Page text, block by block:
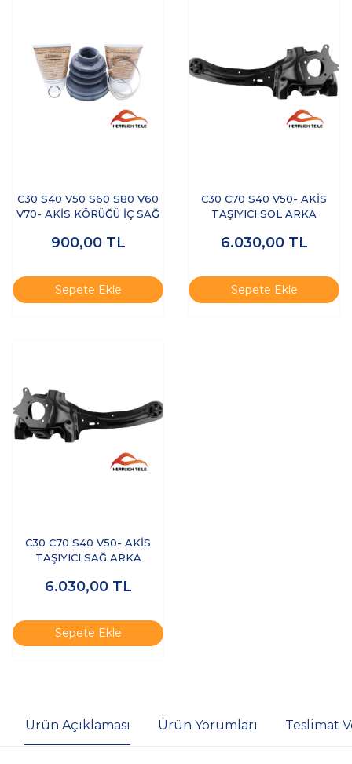
C30 S40 V50 S60 S80 V60
V70- AKİS KÖRÜĞÜ İÇ SAĞ
900,00 TL
Sepete Ekle
C30 C70 S40 V50- AKİS
TAŞIYICI SOL ARKA
6.030,00 TL
Sepete Ekle
C30 C70 S40 V50- AKİS
TAŞIYICI SAĞ ARKA
6.030,00 TL
Sepete Ekle
Ürün Açıklaması Ürün Yorumları Teslimat